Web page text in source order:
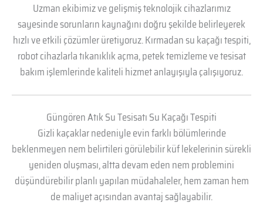
Uzman ekibimiz ve gelişmiş teknolojik cihazlarımız
sayesinde sorunların kaynağını doğru şekilde belirleyerek
hızlı ve etkili çözümler üretiyoruz. Kırmadan su kaçağı tespiti,
robot cihazlarla tıkanıklık açma, petek temizleme ve tesisat
bakım işlemlerinde kaliteli hizmet anlayışıyla çalışıyoruz.
Güngören Atık Su Tesisatı Su Kaçağı Tespiti
Gizli kaçaklar nedeniyle evin farklı bölümlerinde
beklenmeyen nem belirtileri görülebilir küf lekelerinin sürekli
yeniden oluşması, altta devam eden nem problemini
düşündürebilir planlı yapılan müdahaleler, hem zaman hem
de maliyet açısından avantaj sağlayabilir.